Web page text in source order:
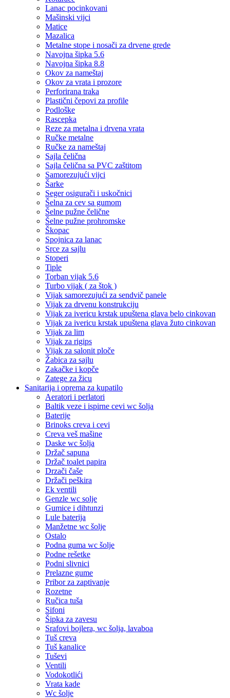
Lanac pocinkovani
Mašinski vijci
Matice
Mazalica
Metalne stope i nosači za drvene grede
Navojna šipka 5.6
Navojna šipka 8.8
Okov za nameštaj
Okov za vrata i prozore
Perforirana traka
Plastični čepovi za profile
Podloške
Rascepka
Reze za metalna i drvena vrata
Ručke metalne
Ručke za nameštaj
Sajla čelična
Sajla čelična sa PVC zaštitom
Samorezujući vijci
Šarke
Seger osigurači i uskočnici
Šelna za cev sa gumom
Šelne pužne čelične
Šelne pužne prohromske
Škopac
Spojnica za lanac
Srce za sajlu
Stoperi
Tiple
Torban vijak 5.6
Turbo vijak ( za štok )
Vijak samorezujući za sendvič panele
Vijak za drvenu konstrukciju
Vijak za ivericu krstak upuštena glava belo cinkovan
Vijak za ivericu krstak upuštena glava žuto cinkovan
Vijak za lim
Vijak za rigips
Vijak za salonit ploče
Žabica za sajlu
Zakačke i kopče
Zatege za žicu
Sanitarija i oprema za kupatilo
Aeratori i perlatori
Baltik veze i ispirne cevi wc šolja
Baterije
Brinoks creva i cevi
Creva veš mašine
Daske wc šolja
Držač sapuna
Držač toalet papira
Drzači čaše
Držači peškira
Ek ventili
Genzle wc solje
Gumice i dihtunzi
Lule baterija
Manžetne wc šolje
Ostalo
Podna guma wc šolje
Podne rešetke
Podni slivnici
Prelazne gume
Pribor za zaptivanje
Rozetne
Ručica tuša
Sifoni
Šipka za zavesu
Srafovi bojlera, wc šolja, lavaboa
Tuš creva
Tuš kanalice
Tuševi
Ventili
Vodokotlići
Vrata kade
Wc šolje